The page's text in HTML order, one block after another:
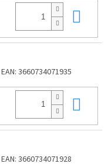
EAN: 3660734071935
EAN: 3660734071928